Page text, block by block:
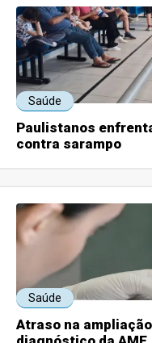
Saúde
Paulistanos
contra sarampo
Saúde
Atraso na